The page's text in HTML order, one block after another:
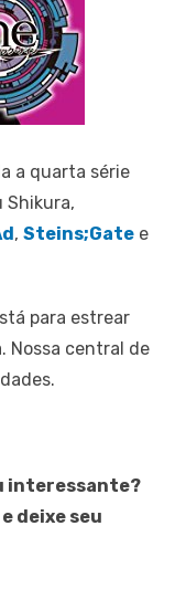
a quarta série
Shikura,
, Steins;Gate e
para estrear
Nossa central de
interessante?
deixe seu